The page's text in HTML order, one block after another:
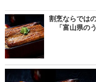
割烹ならでは
「富山県の